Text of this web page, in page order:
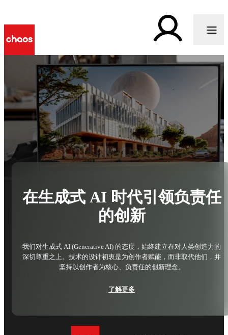
在生成式 AI 时代引领负责任
的创新
我们对生成式 AI (Generative AI) 的态度，始终建立在对人类创造力的
深切尊重之上。技术的设计初衷是为创作者赋能，而非取代他们，并
坚持以创作者为核心、负责任的创新理念。
了解更多